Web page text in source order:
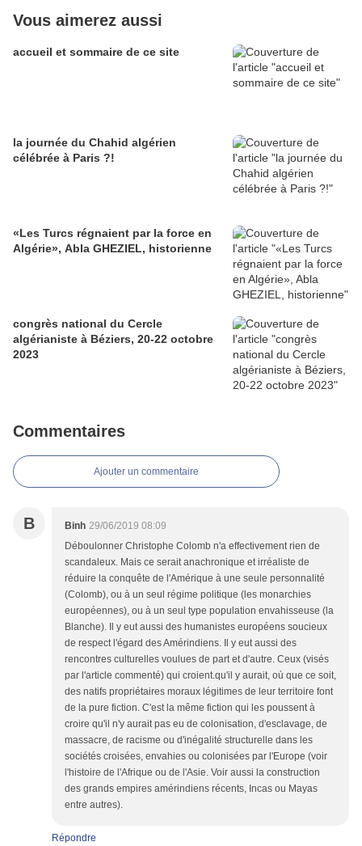
Vous aimerez aussi
accueil et sommaire de ce site
la journée du Chahid algérien
célébrée à Paris ?!
«Les Turcs régnaient par la force en
Algérie», Abla GHEZIEL, historienne
congrès national du Cercle
algérianiste à Béziers, 20-22 octobre
2023
Commentaires
Ajouter un commentaire
B Binh 29/06/2019 08:09
Déboulonner Christophe Colomb n'a effectivement rien de
scandaleux. Mais ce serait anachronique et irréaliste de
réduire la conquête de l'Amérique à une seule personnalité
(Colomb), ou à un seul régime politique (les monarchies
européennes), ou à un seul type population envahisseuse (la
Blanche). Il y eut aussi des humanistes européens soucieux
de respect l'égard des Amérindiens. Il y eut aussi des
rencontres culturelles voulues de part et d'autre. Ceux (visés
par l'article commenté) qui croient.qu'il y aurait, où que ce soit,
des natifs propriétaires moraux légitimes de leur territoire font
de la pure fiction. C'est la même fiction qui les poussent à
croire qu'il n'y aurait pas eu de colonisation, d'esclavage, de
massacre, de racisme ou d'inégalité structurelle dans les
sociétés croisées, envahies ou colonisées par l'Europe (voir
l'histoire de l'Afrique ou de l'Asie. Voir aussi la construction
des grands empires amérindiens récents, Incas ou Mayas
entre autres).
Répondre